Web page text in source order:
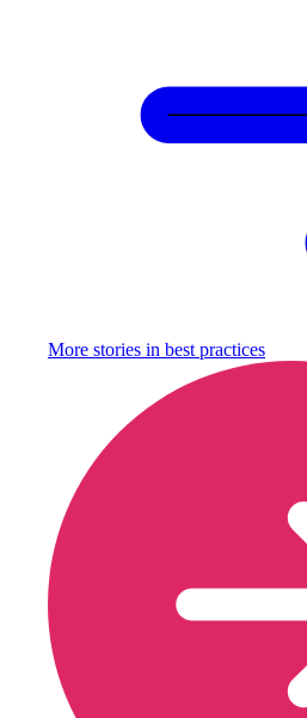
More stories in best practices